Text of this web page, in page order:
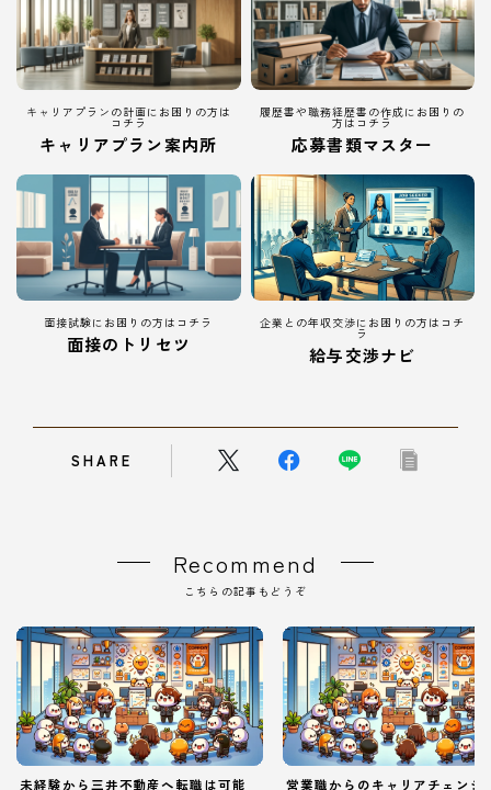
キャリアプランの計画にお困りの方は
コチラ
キャリアプラン案内所
履歴書や職務経歴書の作成にお困りの
方はコチラ
応募書類マスター
面接試験にお困りの方はコチラ
面接のトリセツ
企業との年収交渉にお困りの方はコチ
ラ
給与交渉ナビ
SHARE
Recommend
こちらの記事もどうぞ
未経験から三井不動産へ転職は可能 営業職からのキャリアチェンジ